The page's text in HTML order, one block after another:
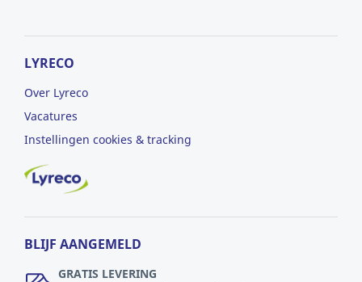
LYRECO
Over Lyreco
Vacatures
Instellingen cookies & tracking
BLIJF AANGEMELD
GRATIS LEVERING